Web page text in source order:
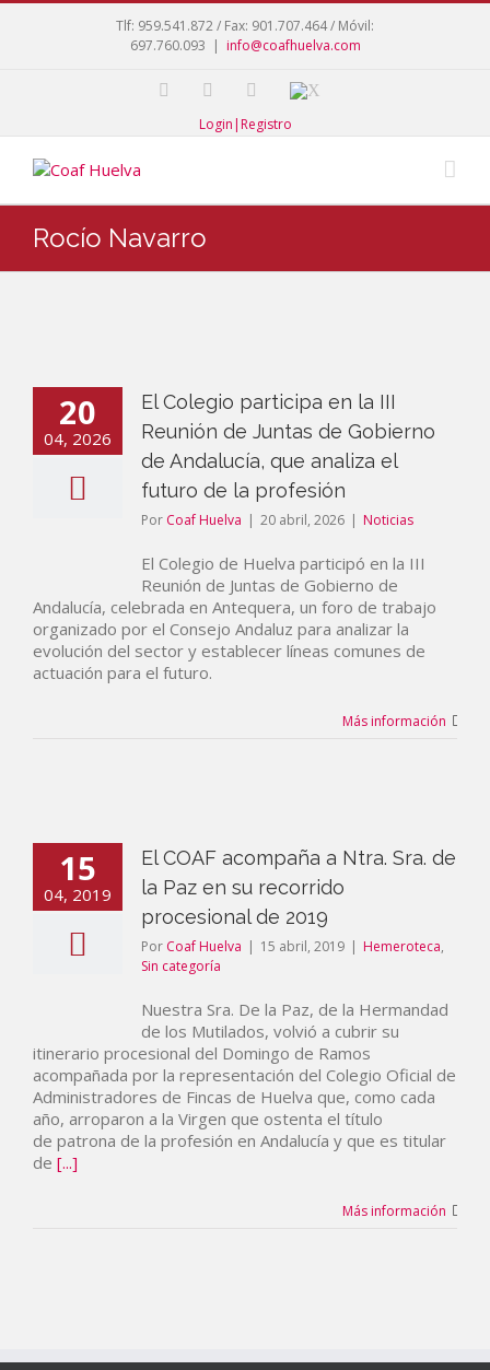
Tlf: 959.541.872 / Fax: 901.707.464 / Móvil:
697.760.093 | info@coafhuelva.com
Login|Registro
Rocío Navarro
20
04, 2026
El Colegio participa en la III
Reunión de Juntas de Gobierno
de Andalucía, que analiza el
futuro de la profesión
Por Coaf Huelva | 20 abril, 2026 | Noticias
El Colegio de Huelva participó en la III
Reunión de Juntas de Gobierno de
Andalucía, celebrada en Antequera, un foro de trabajo
organizado por el Consejo Andaluz para analizar la
evolución del sector y establecer líneas comunes de
actuación para el futuro.
Más información
15
04, 2019
El COAF acompaña a Ntra. Sra. de
la Paz en su recorrido
procesional de 2019
Por Coaf Huelva | 15 abril, 2019 | Hemeroteca,
Sin categoría
Nuestra Sra. De la Paz, de la Hermandad
de los Mutilados, volvió a cubrir su
itinerario procesional del Domingo de Ramos
acompañada por la representación del Colegio Oficial de
Administradores de Fincas de Huelva que, como cada
año, arroparon a la Virgen que ostenta el título
de patrona de la profesión en Andalucía y que es titular
de [...]
Más información